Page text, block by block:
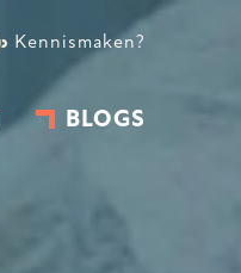
Kennismaken?
BLOGS